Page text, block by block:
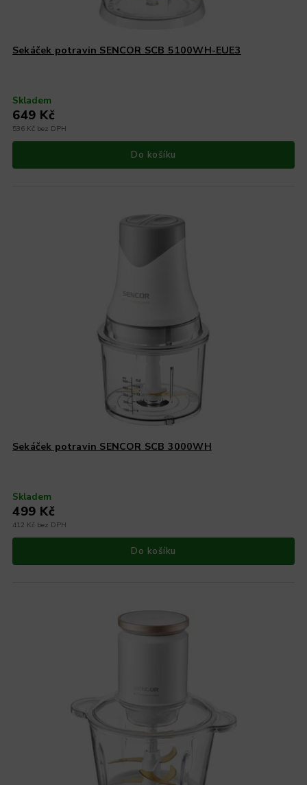
Sekáček potravin SENCOR SCB 5100WH-EUE3
Skladem
536 Kč bez DPH
649 Kč
Do košíku
Sekáček potravin SENCOR SCB 3000WH
Skladem
412 Kč bez DPH
499 Kč
Do košíku